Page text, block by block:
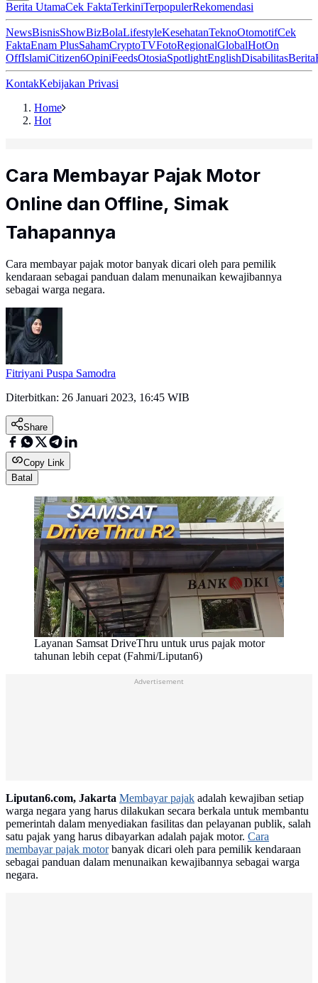
Berita UtamaCek FaktaTerkiniTerpopulerRekomendasi
NewsBisnisShowBizBolaLifestyleKesehatanTeknoOtomotifCek
FaktaEnam PlusSahamCryptoTVFotoRegionalGlobalHotOn
OffIslamiCitizen6OpiniFeedsOtosiaSpotlightEnglishDisabilitasBerita
KontakKebijakan Privasi
Home
Hot
Cara Membayar Pajak Motor
Online dan Offline, Simak
Tahapannya
Cara membayar pajak motor banyak dicari oleh para pemilik
kendaraan sebagai panduan dalam menunaikan kewajibannya
sebagai warga negara.
Fitriyani Puspa Samodra
Diterbitkan: 26 Januari 2023, 16:45 WIB
Share
Copy Link
Batal
Layanan Samsat DriveThru untuk urus pajak motor
tahunan lebih cepat (Fahmi/Liputan6)
Advertisement
Liputan6.com, Jakarta Membayar pajak adalah kewajiban setiap
warga negara yang harus dilakukan secara berkala untuk membantu
pemerintah dalam menyediakan fasilitas dan pelayanan publik, salah
satu pajak yang harus dibayarkan adalah pajak motor. Cara
membayar pajak motorbanyak dicari oleh para pemilik kendaraan
sebagai panduan dalam menunaikan kewajibannya sebagai warga
negara.